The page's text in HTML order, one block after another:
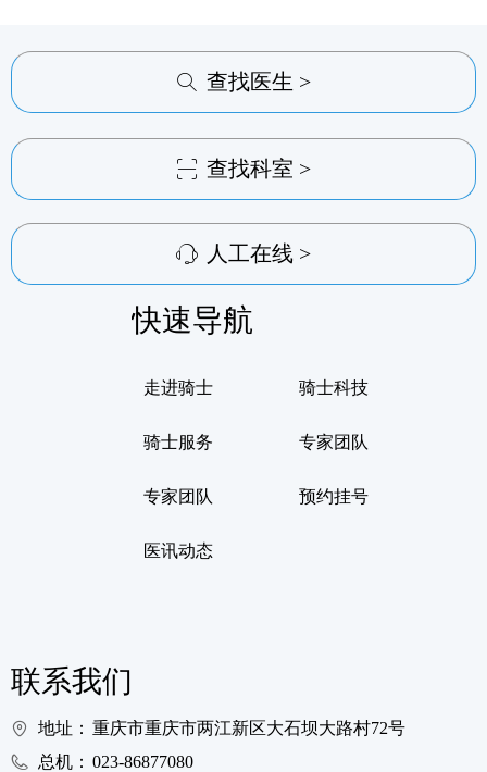
走进骑士
骑士服务
专家团队
医讯动态
快速导航
骑士科技
专家团队
预约挂号
联系我们
ꄠ 查找医生 >
ꀗ 查找科室 >
ꁱ 人工在线 >
地址： 重庆市重庆市两江新区大石坝大路村72号
总机： 023-86877080